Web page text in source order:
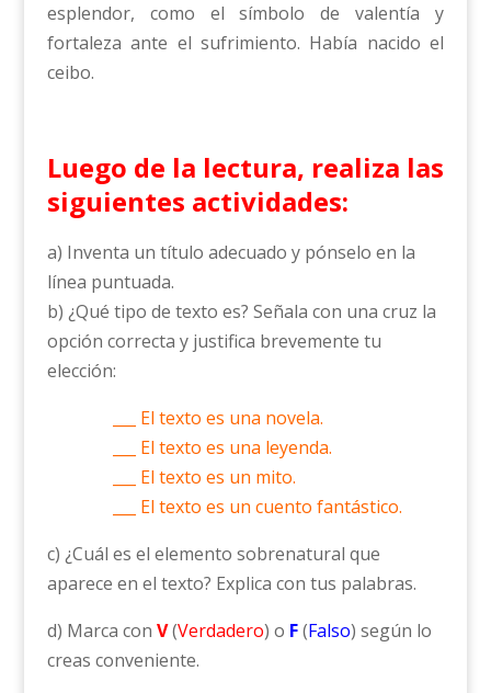
esplendor, como el símbolo de valentía y
fortaleza ante el sufrimiento. Había nacido el
ceibo.
Luego de la lectura, realiza las
siguientes actividades:
a) Inventa un título adecuado y pónselo en la
línea puntuada.
b) ¿Qué tipo de texto es? Señala con una cruz la
opción correcta y justifica brevemente tu
elección:
___ El texto es una novela.
___ El texto es una leyenda.
___ El texto es un mito.
___ El texto es un cuento fantástico.
c) ¿Cuál es el elemento sobrenatural que
aparece en el texto? Explica con tus palabras.
d) Marca con V(Verdadero) o F(Falso) según lo
creas conveniente.